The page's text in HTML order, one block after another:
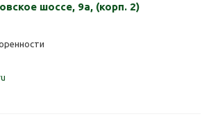
шоссе, 9а, (корп. 2)